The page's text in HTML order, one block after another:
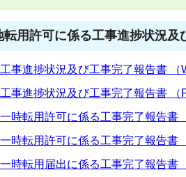
転用許可に係る工事進捗状況及
工事進捗状況及び工事完了報告書 （
工事進捗状況及び工事完了報告書 （
一時転用許可に係る工事完了報告書
一時転用許可に係る工事完了報告書
一時転用届出に係る工事完了報告書